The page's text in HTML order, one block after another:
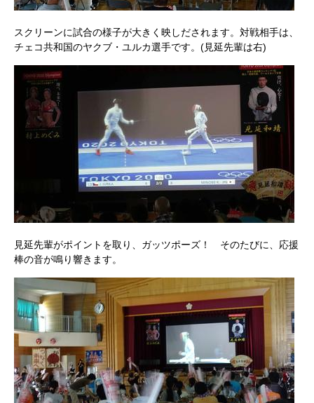
スクリーンに試合の様子が大きく映しだされます。対戦相手は、
チェコ共和国のヤクブ・ユルカ選手です。(見延先輩は右)
見延先輩がポイントを取り、ガッツポーズ！ そのたびに、応援
棒の音が鳴り響きます。